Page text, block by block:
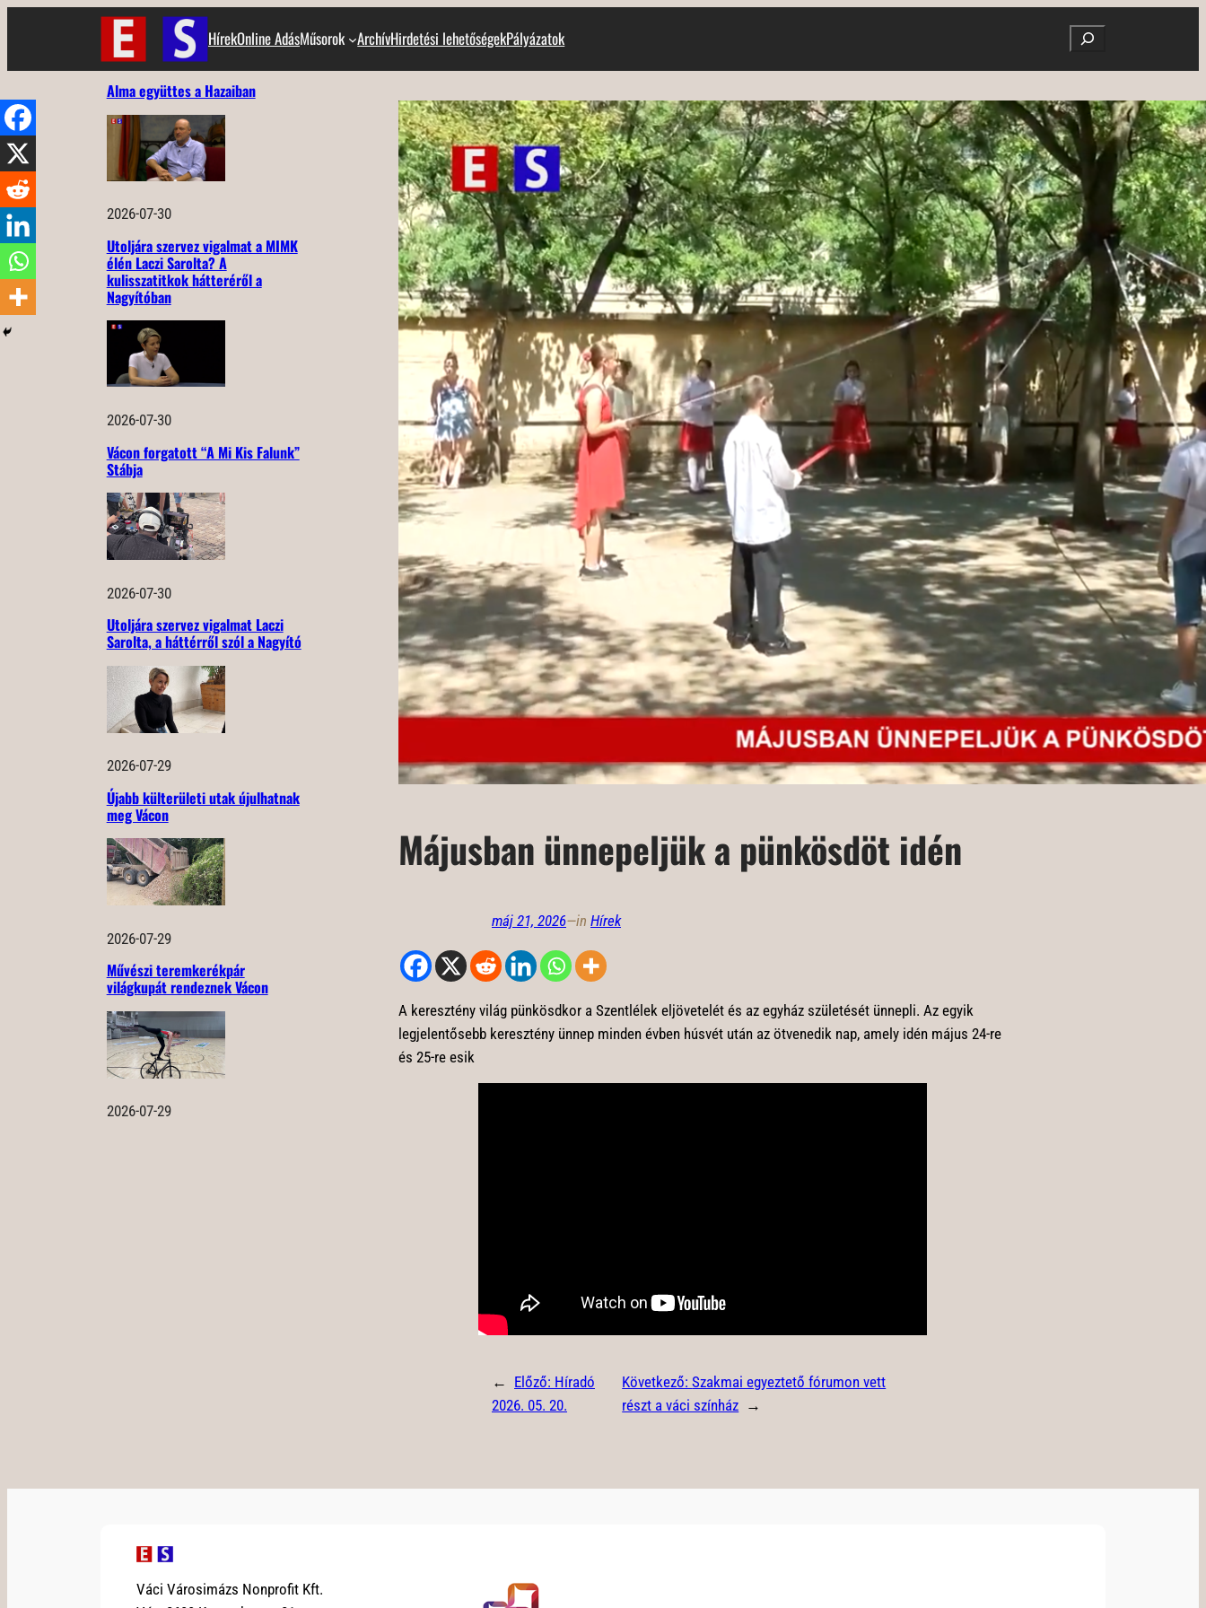
HírekOnline AdásMűsorok ArchívHirdetési lehetőségekPályázatok Search
Alma együttes a Hazaiban
2026-07-30
Utoljára szervez vigalmat a MIMK
élén Laczi Sarolta? A
kulisszatitkok hátteréről a
Nagyítóban
2026-07-30
Vácon forgatott “A Mi Kis Falunk”
Stábja
2026-07-30
Utoljára szervez vigalmat Laczi
Sarolta, a háttérről szól a Nagyító
2026-07-29
Újabb külterületi utak újulhatnak
meg Vácon
2026-07-29
Művészi teremkerékpár
világkupát rendeznek Vácon
2026-07-29
Májusban ünnepeljük a pünkösdöt idén
máj 21, 2026—in Hírek
A keresztény világ pünkösdkor a Szentlélek eljövetelét és az egyház születését ünnepli. Az egyik
legjelentősebb keresztény ünnep minden évben húsvét után az ötvenedik nap, amely idén május 24-re
és 25-re esik
← Előző: Híradó
2026. 05. 20.
Következő:Szakmai egyeztető fórumon vett
részt a váci színház →
Váci Városimázs Nonprofit Kft.